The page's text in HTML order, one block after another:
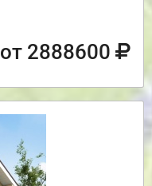
от 2888600